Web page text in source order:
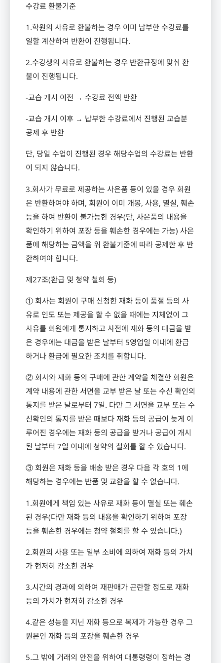
수강료 환불기준
1.학원의 사유로 환불하는 경우 이미 납부한 수강료를
일할 계산하여 반환이 진행됩니다.
2.수강생의 사유로 환불하는 경우 반환규정에 맞춰 환
불이 진행됩니다.
-교습 개시 이전 → 수강료 전액 반환
-교습 개시 이후 → 납부한 수강료에서 진행된 교습분
공제 후 반환
단, 당일 수업이 진행된 경우 해당수업의 수강료는 반환
이 되지 않습니다.
3.회사가 무료로 제공하는 사은품 등이 있을 경우 회원
은 반환하여야 하며, 회원이 이미 개봉, 사용, 멸실, 훼손
등을 하여 반환이 불가능한 경우(단, 사은품의 내용을
확인하기 위하여 포장 등을 훼손한 경우에는 가능) 사은
품에 해당하는 금액을 위 환불기준에 따라 공제한 후 반
환하여야 합니다.
제27조(환급 및 청약 철회 등)
① 회사는 회원이 구매 신청한 재화 등이 품절 등의 사
유로 인도 또는 제공을 할 수 없을 때에는 지체없이 그
사유를 회원에게 통지하고 사전에 재화 등의 대금을 받
은 경우에는 대금을 받은 날부터 5영업일 이내에 환급
하거나 환급에 필요한 조치를 취합니다.
② 회사와 재화 등의 구매에 관한 계약을 체결한 회원은
계약 내용에 관한 서면을 교부 받은 날 또는 수신 확인의
통지를 받은 날로부터 7일. 다만 그 서면을 교부 또는 수
신확인의 통지를 받은 때보다 재화 등의 공급이 늦게 이
루어진 경우에는 재화 등의 공급을 받거나 공급이 개시
된 날부터 7일 이내에 청약의 철회를 할 수 있습니다.
③ 회원은 재화 등을 배송 받은 경우 다음 각 호의 1 에
해당하는 경우에는 반품 및 교환을 할 수 없습니다.
1.회원에게 책임 있는 사유로 재화 등이 멸실 또는 훼손
된 경우(다만 재화 등의 내용을 확인하기 위하여 포장
등을 훼손한 경우에는 청약 철회를 할 수 있습니다.)
2.회원의 사용 또는 일부 소비에 의하여 재화 등의 가치
가 현저히 감소한 경우
3.시간의 경과에 의하여 재판매가 곤란할 정도로 재화
등의 가치가 현저히 감소한 경우
4.같은 성능을 지닌 재화 등으로 복제가 가능한 경우 그
원본인 재화 등의 포장을 훼손한 경우
5.그 밖에 거래의 안전을 위하여 대통령령이 정하는 경